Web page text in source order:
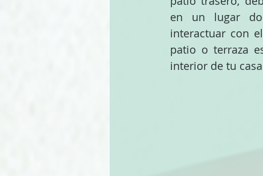
en un lugar
interactuar con
patio o terraza
interior de tu